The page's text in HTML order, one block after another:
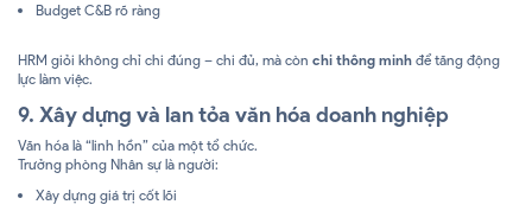
Budget C&B rõ ràng
HRM giỏi không chỉ chi đúng – chi đủ, mà còn chi thông minh để tăng động
lực làm việc.
9. Xây dựng và lan tỏa văn hóa doanh nghiệp
Văn hóa là “linh hồn” của một tổ chức.
Trưởng phòng Nhân sự là người:
Xây dựng giá trị cốt lõi